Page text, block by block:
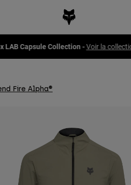
LAB Capsule Collection -Voir la
Fire Alpha®